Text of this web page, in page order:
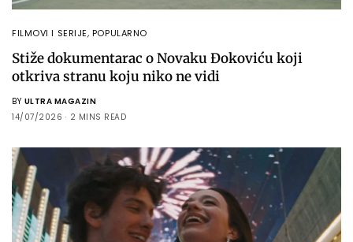
FILMOVI I SERIJE, POPULARNO
Stiže dokumentarac o Novaku Đokoviću koji
otkriva stranu koju niko ne vidi
BY ULTRA MAGAZIN
14/07/2026
2 MINS READ